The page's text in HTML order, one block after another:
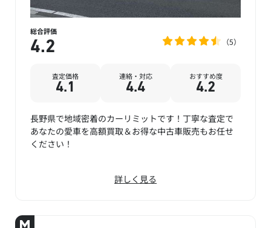
総合評価
4.2 5
査定価格
4.1
連絡・対応
4.4
おすすめ度
4.2
長野県で地域密着のカーリミットです！丁寧な査定で
あなたの愛車を高額買取＆お得な中古車販売もお任せ
ください！
詳しく見る